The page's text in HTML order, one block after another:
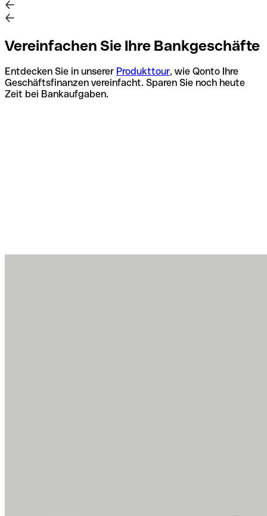
Vereinfachen Sie Ihre Bankgeschäfte
Entdecken Sie in unserer Produkttour, wie Qonto Ihre
Geschäftsfinanzen vereinfacht. Sparen Sie noch heute
Zeit bei Bankaufgaben.